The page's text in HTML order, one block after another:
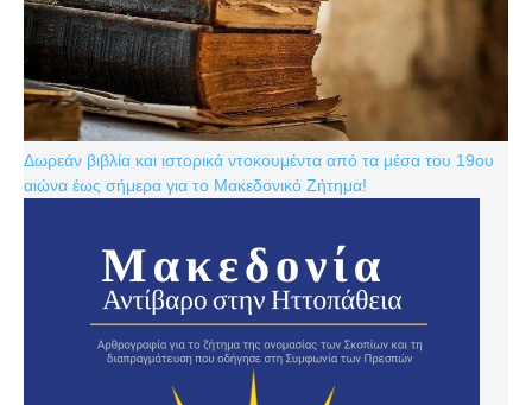
Δωρεάν βιβλία και ιστορικά ντοκουμέντα από τα μέσα του 19ου
αιώνα έως σήμερα για το Μακεδονικό Ζήτημα!